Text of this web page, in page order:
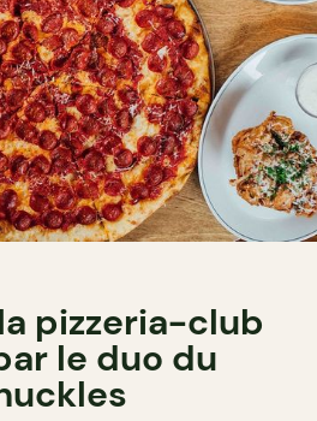
la pizzeria-club
le duo du